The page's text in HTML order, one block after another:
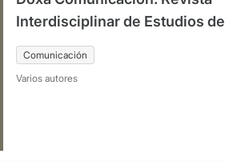
Interdisciplinar de Estudios de
Comunicación y Ciencias
Nº36 enero-junio de 2023
Comunicación
Varios autores